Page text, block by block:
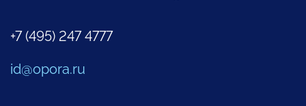
+7 (495) 247 4777
id@opora.ru